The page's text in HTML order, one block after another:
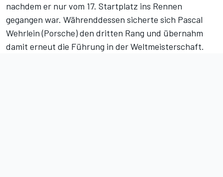
nachdem er nur vom 17. Startplatz ins Rennen
gegangen war. Währenddessen sicherte sich Pascal
Wehrlein (Porsche) den dritten Rang und übernahm
damit erneut die Führung in der Weltmeisterschaft.